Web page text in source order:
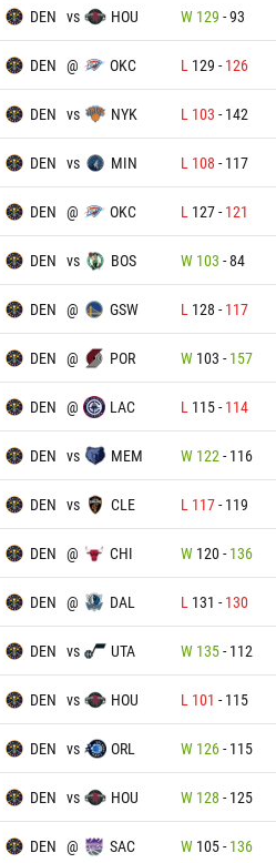
DEN vs HOU W 129 -93
DEN @ OKC L 129 - 126
DEN vs NYK L 103 - 142
DEN vs MIN L 108 - 117
DEN @ OKC L 127- 121
DEN vs BOS W 103 -84
DEN @ GSW L 128 - 117
DEN @ POR W 103 - 157
DEN @ LAC L 115- 114
DEN vs MEM W 122 - 116
DEN vs CLE L 117- 119
DEN @ CHI W 120- 136
DEN @ DAL L 131 - 130
DEN vs UTA W 135- 112
DEN vs HOU L 101 - 115
DEN vs ORL W 126- 115
DEN vs HOU W 128 - 125
DEN @ SAC W 105- 136